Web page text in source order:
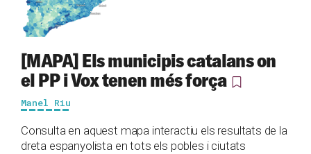
[MAPA] Els municipis catalans on
el PP i Vox tenen més força
Manel Riu
Consulta en aquest mapa interactiu els resultats de la
dreta espanyolista en tots els pobles i ciutats